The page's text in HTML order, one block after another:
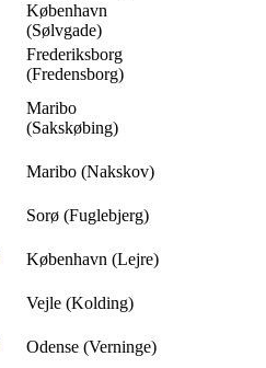
København
(Sølvgade)
Frederiksborg
(Fredensborg)
Maribo
(Sakskøbing)
Maribo (Nakskov)
Sorø (Fuglebjerg)
København (Lejre)
Vejle (Kolding)
Odense (Verninge)